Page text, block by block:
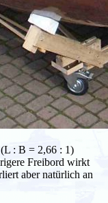
: B = 2,66 : 1)
Freibord wirkt
aber natürlich an